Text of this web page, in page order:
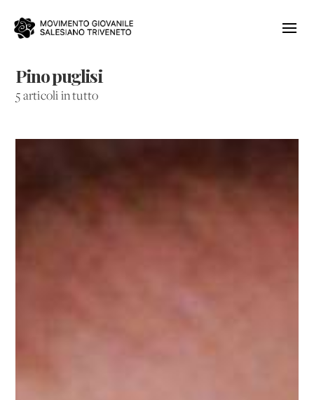
Pino puglisi
5 articoli in tutto